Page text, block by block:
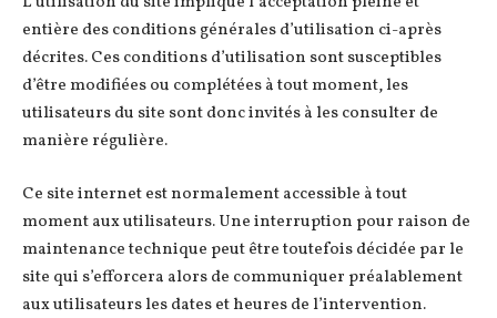
entière des conditions générales d’utilisation ci-après
décrites. Ces conditions d’utilisation sont susceptibles
d’être modifiées ou complétées à tout moment, les
utilisateurs du site sont donc invités à les consulter de
manière régulière.
Ce site internet est normalement accessible à tout
moment aux utilisateurs. Une interruption pour raison de
maintenance technique peut être toutefois décidée par le
site qui s’efforcera alors de communiquer préalablement
aux utilisateurs les dates et heures de l’intervention.